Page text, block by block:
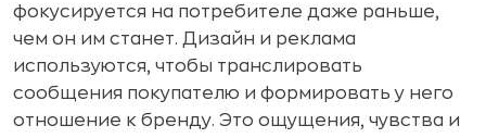
фокусируется на потребителе даже раньше,
чем он им станет. Дизайн и реклама
используются, чтобы транслировать
сообщения покупателю и формировать у него
отношение к бренду. Это ощущения, чувства и